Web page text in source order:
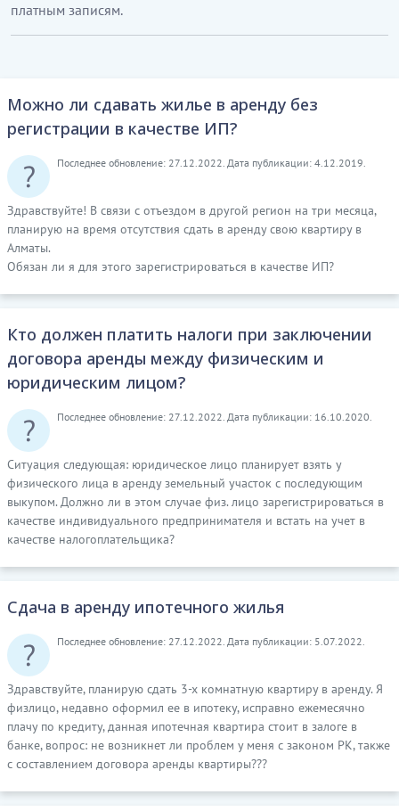
платным записям.
Можно ли сдавать жилье в аренду без
регистрации в качестве ИП?
Последнее обновление: 27.12.2022. Дата публикации: 4.12.2019.
Здравствуйте! В связи с отъездом в другой регион на три месяца,
планирую на время отсутствия сдать в аренду свою квартиру в
Алматы.
Обязан ли я для этого зарегистрироваться в качестве ИП?
Кто должен платить налоги при заключении
договора аренды между физическим и
юридическим лицом?
Последнее обновление: 27.12.2022. Дата публикации: 16.10.2020.
Ситуация следующая: юридическое лицо планирует взять у
физического лица в аренду земельный участок с последующим
выкупом. Должно ли в этом случае физ. лицо зарегистрироваться в
качестве индивидуального предпринимателя и встать на учет в
качестве налогоплательщика?
Сдача в аренду ипотечного жилья
Последнее обновление: 27.12.2022. Дата публикации: 5.07.2022.
Здравствуйте, планирую сдать 3-х комнатную квартиру в аренду. Я
физлицо, недавно оформил ее в ипотеку, исправно ежемесячно
плачу по кредиту, данная ипотечная квартира стоит в залоге в
банке, вопрос: не возникнет ли проблем у меня с законом РК, также
с составлением договора аренды квартиры???